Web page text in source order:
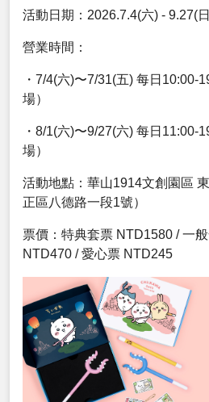
活動日期：2026.7.4(六) - 9.27(
營業時間：
・7/4(六)〜7/31(五) 每日10:00-
場）
・8/1(六)〜9/27(六) 每日11:00-
場）
活動地點：華山1914文創園區
正區八德路一段1號）
票價：特典套票 NTD1580 / 一
NTD470 / 愛心票 NTD245